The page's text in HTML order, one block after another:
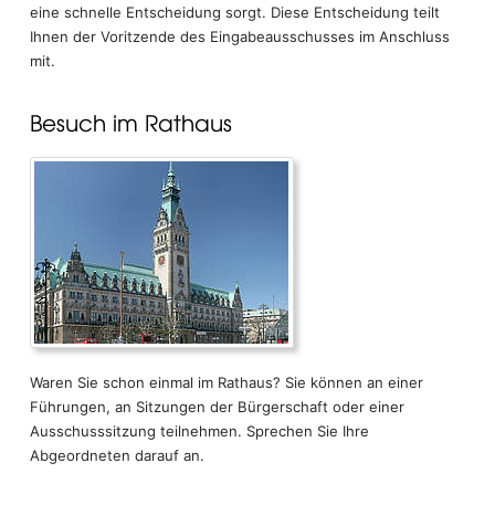
eine schnelle Entscheidung sorgt. Diese Entscheidung teilt
Ihnen der Voritzende des Eingabeausschusses im Anschluss
mit.
Besuch im Rathaus
Waren Sie schon einmal im Rathaus? Sie können an einer
Führungen, an Sitzungen der Bürgerschaft oder einer
Ausschusssitzung teilnehmen. Sprechen Sie Ihre
Abgeordneten darauf an.